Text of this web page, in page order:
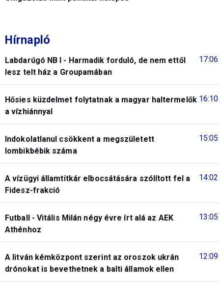
Hírnapló
17:06
Labdarúgó NB I - Harmadik forduló, de nem ettől
lesz telt ház a Groupamában
16:10
Hősies küzdelmet folytatnak a magyar haltermelők
a vízhiánnyal
15:05
Indokolatlanul csökkent a megszületett
lombikbébik száma
14:02
A vízügyi államtitkár elbocsátására szólított fel a
Fidesz-frakció
13:05
Futball - Vitális Milán négy évre írt alá az AEK
Athénhoz
12:09
A litván kémközpont szerint az oroszok ukrán
drónokat is bevethetnek a balti államok ellen